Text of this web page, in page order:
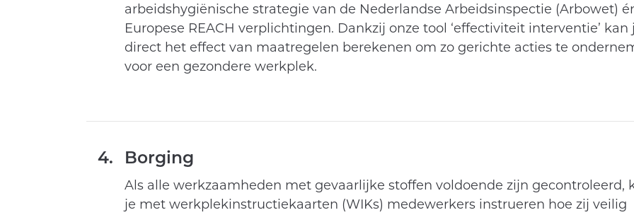
arbeidshygiënische strategie van de Nederlandse Arbeidsinspectie (Arbowet)
Europese REACH verplichtingen. Dankzij onze tool ‘effectiviteit interventie’ kan
direct het effect van maatregelen berekenen om zo gerichte acties te
voor een gezondere werkplek.
4. Borging
Als alle werkzaamheden met gevaarlijke stoffen voldoende zijn gecontroleerd,
je met werkplekinstructiekaarten (WIKs) medewerkers instrueren hoe zij veilig